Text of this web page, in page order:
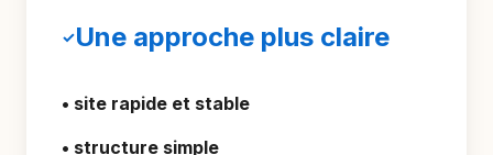
✓Une approche plus claire
• site rapide et stable
• structure simple